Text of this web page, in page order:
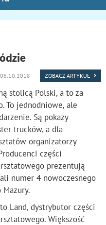
ZOBACZ ARTYKUŁ
stolicą Polski, a to za
To jednodniowe, ale
Są pokazy
trucków, a dla
organizatorzy
części
prezentują
numer 4 nowoczesnego
Land, dystrybutor części
Większość